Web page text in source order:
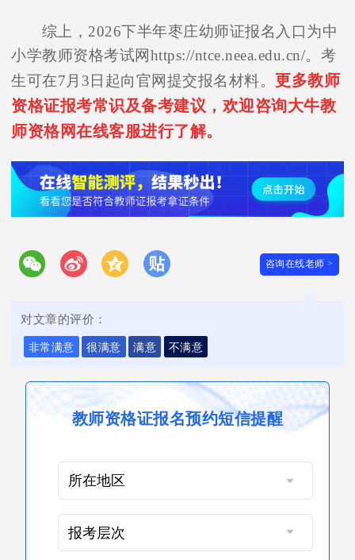
综上，2026下半年枣庄幼师证报名入口为中
小学教师资格考试网https://ntce.neea.edu.cn/。考
生可在7月3日起向官网提交报名材料。 更多教师
资格证报考常识及备考建议，欢迎咨询大牛教
师资格网在线客服进行了解。
咨询在线老师 >
对文章的评价：
非常满意 很满意 满意 不满意
教师资格证报名预约短信提醒